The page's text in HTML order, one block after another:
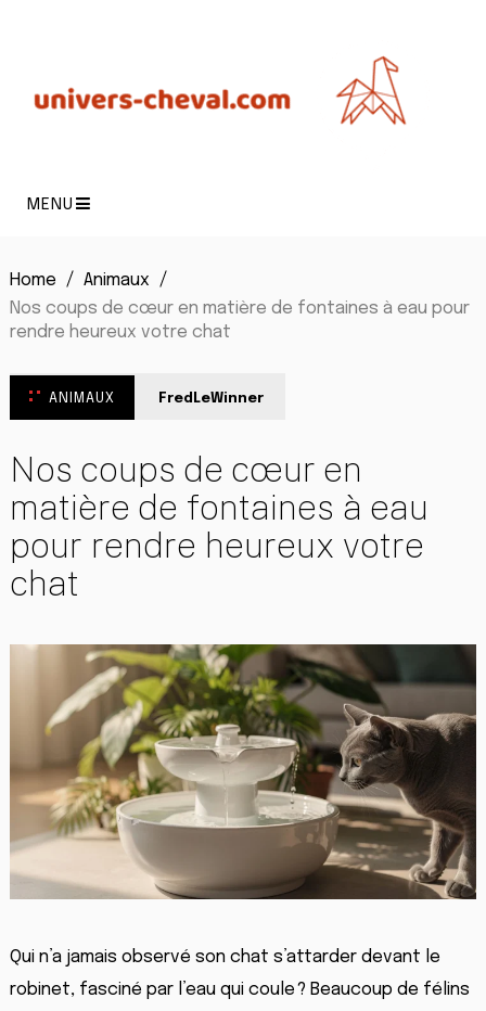
MENU
Home
Animaux
Nos coups de cœur en matière de fontaines à eau pour
rendre heureux votre chat
ANIMAUX FredLeWinner
Nos coups de cœur en
matière de fontaines à eau
pour rendre heureux votre
chat
Qui n’a jamais observé son chat s’attarder devant le
robinet, fasciné par l’eau qui coule ? Beaucoup de félins